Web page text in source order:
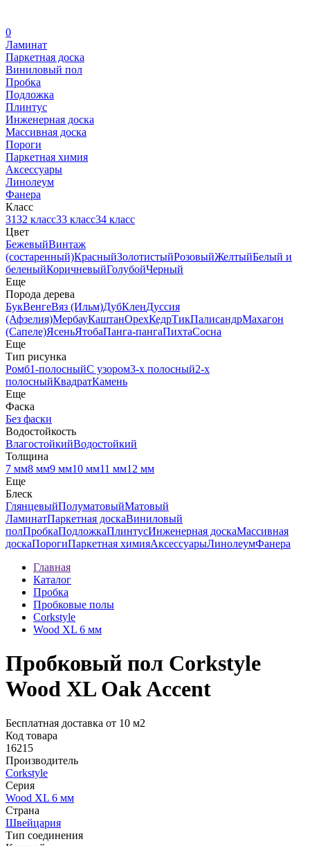
0
Ламинат
Паркетная доска
Виниловый пол
Пробка
Подложка
Плинтус
Инженерная доска
Массивная доска
Пороги
Паркетная химия
Аксессуары
Линолеум
Фанера
Класс
3132 класс33 класс34 класс
Цвет
БежевыйВинтаж
(состаренный)КрасныйЗолотистыйРозовыйЖелтыйБелый и
беленыйКоричневыйГолубойЧерный
Еще
Порода дерева
БукВенгеВяз (Ильм)ДубКленДуссия
(Афзелия)МербауКаштанОрехКедрТикПалисандрМахагон
(Сапеле)ЯсеньЯтобаПанга-пангаПихтаСосна
Еще
Тип рисунка
Ромб1-полосныйС узором3-х полосный2-х
полосныйКвадратКамень
Еще
Фаска
Без фаски
Водостойкость
ВлагостойкийВодостойкий
Толщина
7 мм8 мм9 мм10 мм11 мм12 мм
Еще
Блеск
ГлянцевыйПолуматовыйМатовый
ЛаминатПаркетная доскаВиниловый
полПробкаПодложкаПлинтусИнженерная доскаМассивная
доскаПорогиПаркетная химияАксессуарыЛинолеумФанера
Главная
Каталог
Пробка
Пробковые полы
Corkstyle
Wood XL 6 мм
Пробковый пол Corkstyle
Wood XL Oak Accent
Бесплатная доставка от 10 м2
Код товара
16215
Производитель
Corkstyle
Серия
Wood XL 6 мм
Страна
Швейцария
Тип соединения